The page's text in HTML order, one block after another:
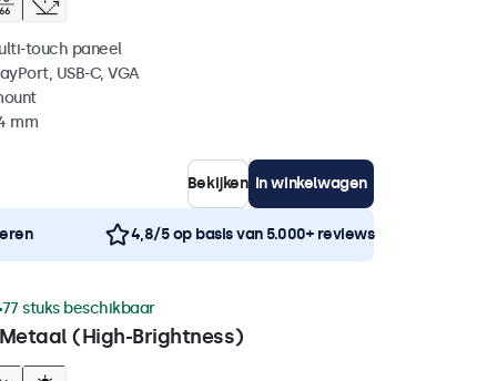
touch paneel
USB-C, VGA
mm
Bekijken In winkelwagen
4,8/5 op basis van 5.000+ reviews
(High-Brightness)
77 stuks beschikbaar